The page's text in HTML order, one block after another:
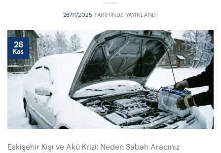
26/11/2025 TARIHINDE YAYINLANDI
26
Kas
Eskişehir Kışı ve Akü Krizi: Neden Sabah Aracınız